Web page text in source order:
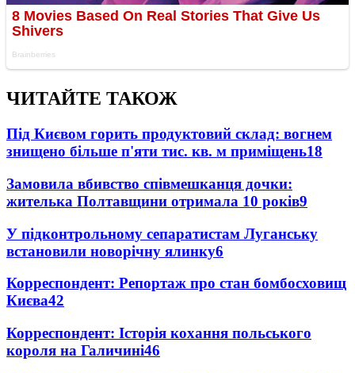
ЧИТАЙТЕ ТАКОЖ
Під Києвом горить продуктовий склад: вогнем
знищено більше п'яти тис. кв. м приміщень18
Замовила вбивство співмешканця дочки:
жителька Полтавщини отримала 10 років9
У підконтрольному сепаратистам Луганську
встановили новорічну ялинку6
Корреспондент: Репортаж про стан бомбосховищ
Києва42
Корреспондент: Історія кохання польського
короля на Галичині46